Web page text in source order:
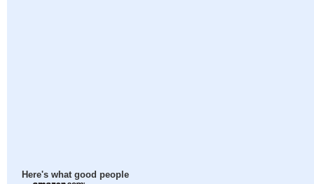
Here's what good people